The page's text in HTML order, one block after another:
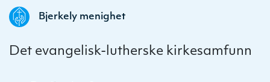
Bjerkely menighet
Det evangelisk-lutherske kirkesamfunn